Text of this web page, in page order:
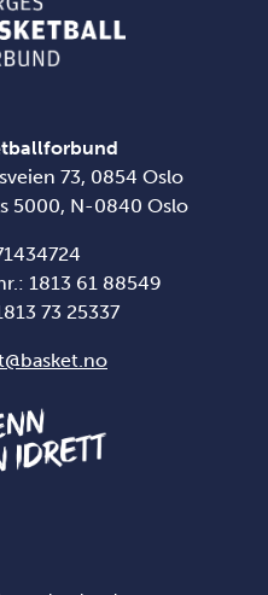
73, 0854 Oslo
5000, N-0840 Oslo
1813 61 88549
73 25337